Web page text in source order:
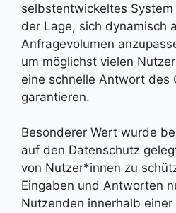
selbstentwickeltes
der Lage, sich dynamisch
Anfragevolumen
um möglichst vielen
eine schnelle Antwort des
garantieren.
Besonderer Wert wurde
auf den Datenschutz
von Nutzer*innen zu
Eingaben und Antworten
Nutzenden innerhalb